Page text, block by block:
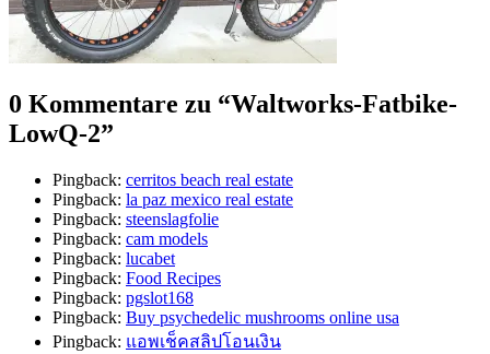
0 Kommentare zu “Waltworks-Fatbike-
LowQ-2”
Pingback: cerritos beach real estate
Pingback: la paz mexico real estate
Pingback: steenslagfolie
Pingback: cam models
Pingback: lucabet
Pingback: Food Recipes
Pingback: pgslot168
Pingback: Buy psychedelic mushrooms online usa
Pingback: แอพเช็คสลิปโอนเงิน